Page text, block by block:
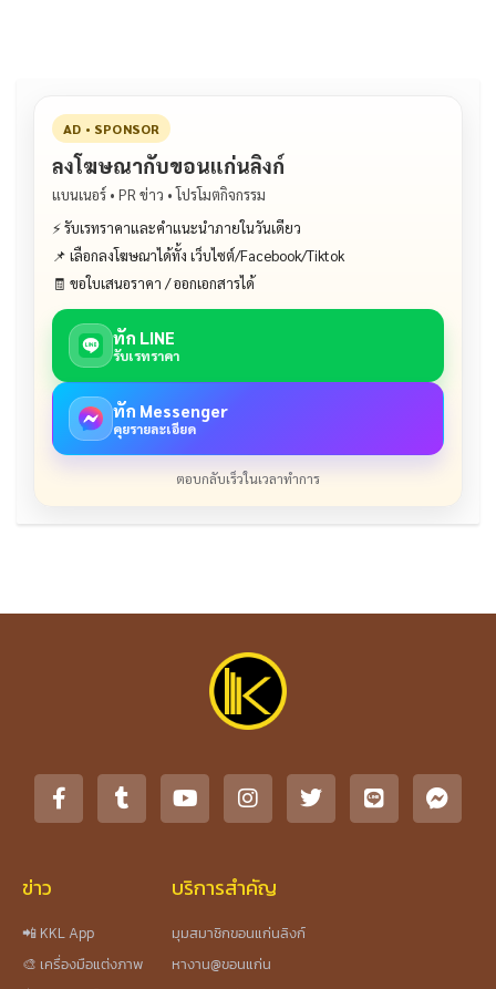
AD • SPONSOR
ลงโฆษณากับขอนแก่นลิงก์
แบนเนอร์ • PR ข่าว • โปรโมตกิจกรรม
⚡ รับเรทราคาและคำแนะนำภายในวันเดียว
📌 เลือกลงโฆษณาได้ทั้ง เว็บไซต์/Facebook/Tiktok
🧾 ขอใบเสนอราคา / ออกเอกสารได้
ทัก LINE
รับเรทราคา
ทัก Messenger
คุยรายละเอียด
ตอบกลับเร็วในเวลาทำการ
ข่าว
📲 KKL App
🎨 เครื่องมือแต่งภาพ
บริการสำคัญ
มุมสมาชิกขอนแก่นลิงก์
หางาน@ขอนแก่น